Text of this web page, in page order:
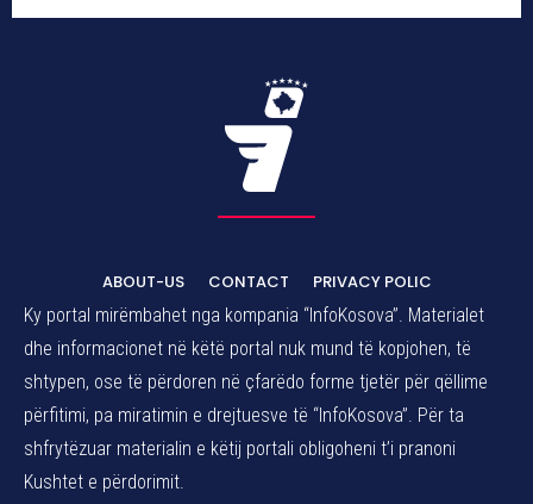
ABOUT-US CONTACT
PRIVACY POLIC
Ky portal mirëmbahet nga kompania “InfoKosova”. Materialet
dhe informacionet në këtë portal nuk mund të kopjohen, të
shtypen, ose të përdoren në çfarëdo forme tjetër për qëllime
përfitimi, pa miratimin e drejtuesve të “InfoKosova”. Për ta
shfrytëzuar materialin e këtij portali obligoheni t’i pranoni
Kushtet e përdorimit.